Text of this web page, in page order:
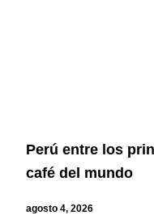
Perú entre los
café del mundo
agosto 4, 2026